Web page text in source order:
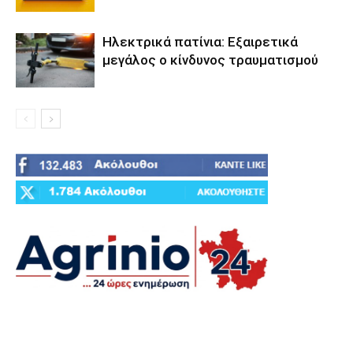
Ηλεκτρικά πατίνια: Εξαιρετικά
μεγάλος ο κίνδυνος τραυματισμού